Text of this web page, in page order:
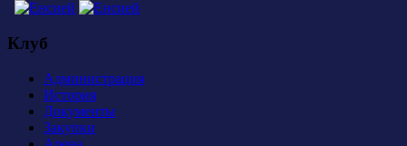
Клуб
Администрация
История
Документы
Закупки